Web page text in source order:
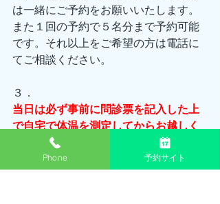
は一緒にご予約をお願いいたします。
また１回の予約で５名分まで予約可能
です。それ以上をご希望の方は電話に
てご相談ください。
３．
当日は必ず事前に問診票を記入した上
で自宅で体温を測定してからお越しく
ださい。当日来院してからの記入にな
りますと非常に時間がかかってしまい
Phone 予約サイト